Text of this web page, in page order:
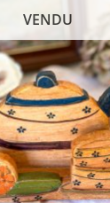
VENDU